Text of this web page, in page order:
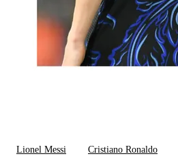
Lionel Messi Cristiano Ronaldo